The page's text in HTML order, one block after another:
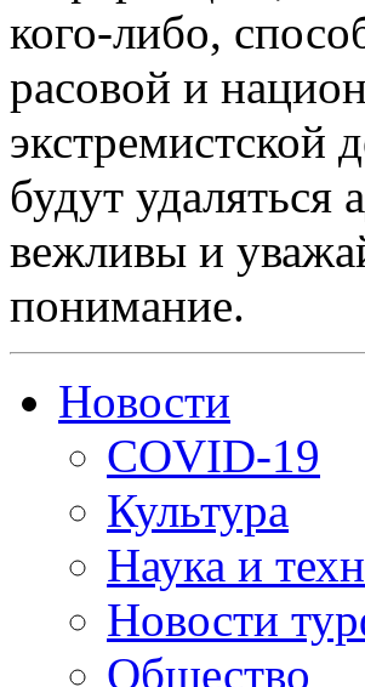
кого-либо,
расовой и
экстремистской
будут удаляться
вежливы и
понимание.
Новости
COVID-19
Культура
Наука и
Новости
Общество